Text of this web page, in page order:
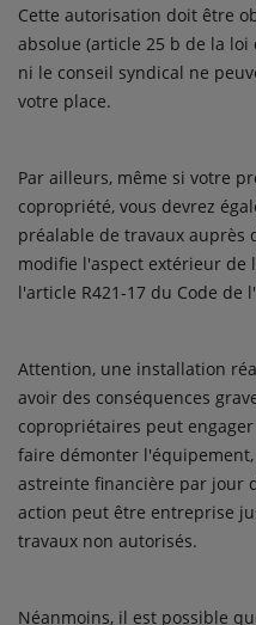
Cette autorisation doit être
absolue (article 25 b de la
ni le conseil syndical ne
votre place.
Par ailleurs, même si votre
copropriété, vous devrez
préalable de travaux auprès
modifie l'aspect extérieur de
l'article R421-17 du Code de
Attention, une installation
avoir des conséquences
copropriétaires peut
faire démonter
astreinte financière par jour
action peut être entreprise
travaux non autorisés.
Néanmoins, il est possible